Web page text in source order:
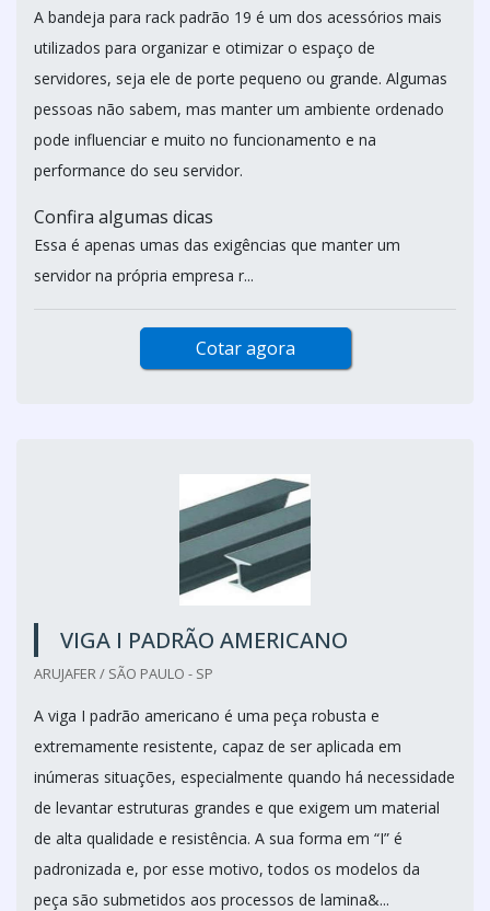
A bandeja para rack padrão 19 é um dos acessórios mais
utilizados para organizar e otimizar o espaço de
servidores, seja ele de porte pequeno ou grande. Algumas
pessoas não sabem, mas manter um ambiente ordenado
pode influenciar e muito no funcionamento e na
performance do seu servidor.
Confira algumas dicas
Essa é apenas umas das exigências que manter um
servidor na própria empresa r...
Cotar agora
VIGA I PADRÃO AMERICANO
ARUJAFER / SÃO PAULO - SP
A viga I padrão americano é uma peça robusta e
extremamente resistente, capaz de ser aplicada em
inúmeras situações, especialmente quando há necessidade
de levantar estruturas grandes e que exigem um material
de alta qualidade e resistência. A sua forma em “I” é
padronizada e, por esse motivo, todos os modelos da
peça são submetidos aos processos de lamina&...